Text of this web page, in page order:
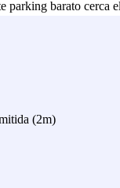
parking barato
con un parking
(2m)